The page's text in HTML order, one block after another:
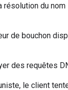
du
de bouchon
des requêtes
le client